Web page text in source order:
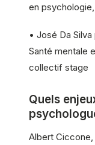
en
• José Da
Santé mentale
collectif stage
Quels
Albert